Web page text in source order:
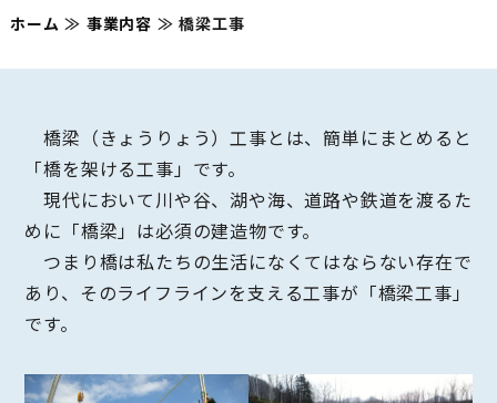
ホーム ≫ 事業内容 ≫橋梁工事
橋梁（きょうりょう）工事とは、簡単にまとめると
「橋を架ける工事」です。
現代において川や谷、湖や海、道路や鉄道を渡るた
めに「橋梁」は必須の建造物です。
つまり橋は私たちの生活になくてはならない存在で
あり、そのライフラインを支える工事が「橋梁工事」
です。